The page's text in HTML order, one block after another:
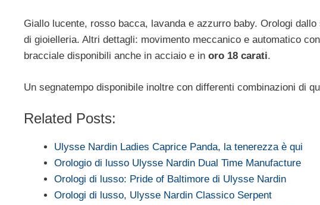
Giallo lucente, rosso bacca, lavanda e azzurro baby. Orologi
di gioielleria. Altri dettagli: movimento meccanico e automatico
bracciale disponibili anche in acciaio e in oro 18 carati.
Un segnatempo disponibile inoltre con differenti combinazioni di
Related Posts:
Ulysse Nardin Ladies Caprice Panda, la tenerezza è qui
Orologio di lusso Ulysse Nardin Dual Time Manufacture
Orologi di lusso: Pride of Baltimore di Ulysse Nardin
Orologi di lusso, Ulysse Nardin Classico Serpent